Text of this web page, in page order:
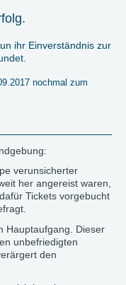
ihr Einverständnis zur
nochmal zum
verunsicherter
her angereist waren,
Tickets vorgebucht
Hauptaufgang. Dieser
unbefriedigten
den